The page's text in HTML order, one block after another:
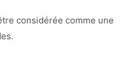
considérée comme une